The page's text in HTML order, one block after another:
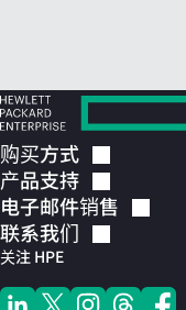
购买方式
产品支持
电子邮件销售
联系我们
关注 HPE